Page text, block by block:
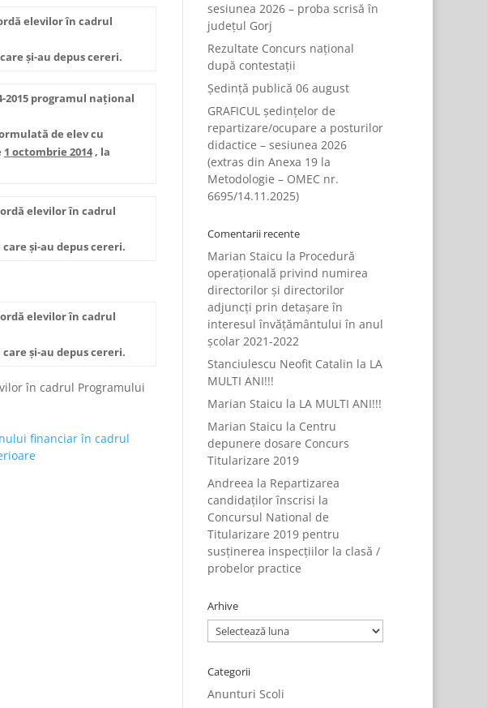
elevilor în cadrul
şi-au depus cereri.
2015 programul naţional
de elev cu
1 octombrie 2014, la
elevilor în cadrul
şi-au depus cereri.
elevilor în cadrul
şi-au depus cereri.
în cadrul Programului
financiar în cadrul
sesiunea 2026 – proba scrisă în
județul Gorj
Rezultate Concurs național
după contestații
Ședință publică 06 august
GRAFICUL ședințelor de
repartizare/ocupare a posturilor
didactice – sesiunea 2026
(extras din Anexa 19 la
Metodologie – OMEC nr.
6695/14.11.2025)
Comentarii recente
Marian Staicu la Procedură
operațională privind numirea
directorilor și directorilor
adjuncți prin detașare în
interesul învățământului în anul
școlar 2021-2022
Stanciulescu Neofit Catalin la LA
MULTI ANI!!!
Marian Staicu la LA MULTI ANI!!!
Marian Staicu la Centru
depunere dosare Concurs
Titularizare 2019
Andreea la Repartizarea
candidaților înscrisi la
Concursul National de
Titularizare 2019 pentru
susținerea inspecțiilor la clasă /
probelor practice
Arhive
Arhive
Categorii
Anunturi Scoli